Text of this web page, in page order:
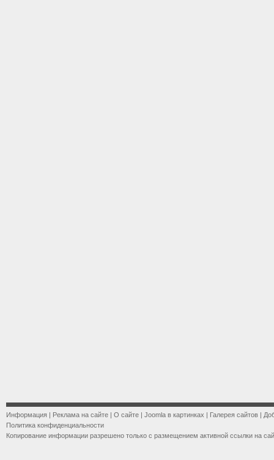
Информация | Реклама на сайте | О сайте | Joomla в картинках | Галерея сайтов |
Политика конфиденциальности
Копирование информации разрешено только с размещением активной ссылки на